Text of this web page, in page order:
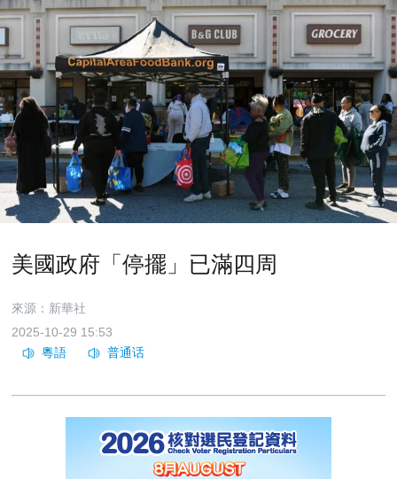
美國政府「停擺」已滿四周
來源：新華社
2025-10-29 15:53